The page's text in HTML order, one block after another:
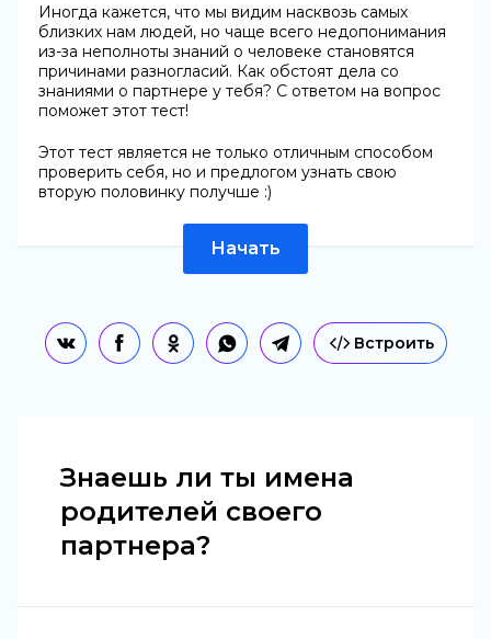
Иногда кажется, что мы видим насквозь самых
близких нам людей, но чаще всего недопонимания
из-за неполноты знаний о человеке становятся
причинами разногласий. Как обстоят дела со
знаниями о партнере у тебя? С ответом на вопрос
поможет этот тест!
Этот тест является не только отличным способом
проверить себя, но и предлогом узнать свою
вторую половинку получше :)
Начать
Встроить
Знаешь ли ты имена
родителей своего
партнера?